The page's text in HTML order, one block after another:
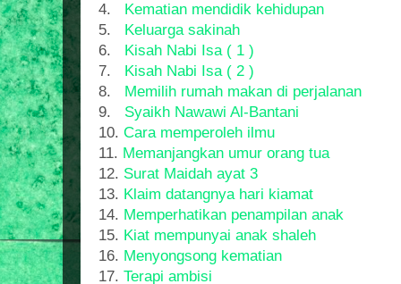
4. Kematian mendidik kehidupan
5. Keluarga sakinah
6. Kisah Nabi Isa ( 1 )
7. Kisah Nabi Isa ( 2 )
8. Memilih rumah makan di perjalanan
9. Syaikh Nawawi Al-Bantani
10. Cara memperoleh ilmu
11. Memanjangkan umur orang tua
12. Surat Maidah ayat 3
13. Klaim datangnya hari kiamat
14. Memperhatikan penampilan anak
15. Kiat mempunyai anak shaleh
16. Menyongsong kematian
17. Terapi ambisi